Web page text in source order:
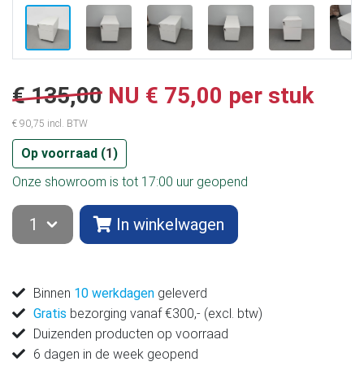
€ 135,00 NU € 75,00 per stuk
€ 90,75 incl. BTW
Op voorraad (1)
Onze showroom is tot 17:00 uur geopend
In winkelwagen
Binnen 10 werkdagen geleverd
Gratis bezorging vanaf €300,- (excl. btw)
Duizenden producten op voorraad
6 dagen in de week geopend